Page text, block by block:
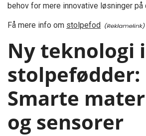
behov for mere innovative løsninger på
Få mere info om stolpefod
Ny teknologi i
stolpefødder:
Smarte
og sensorer